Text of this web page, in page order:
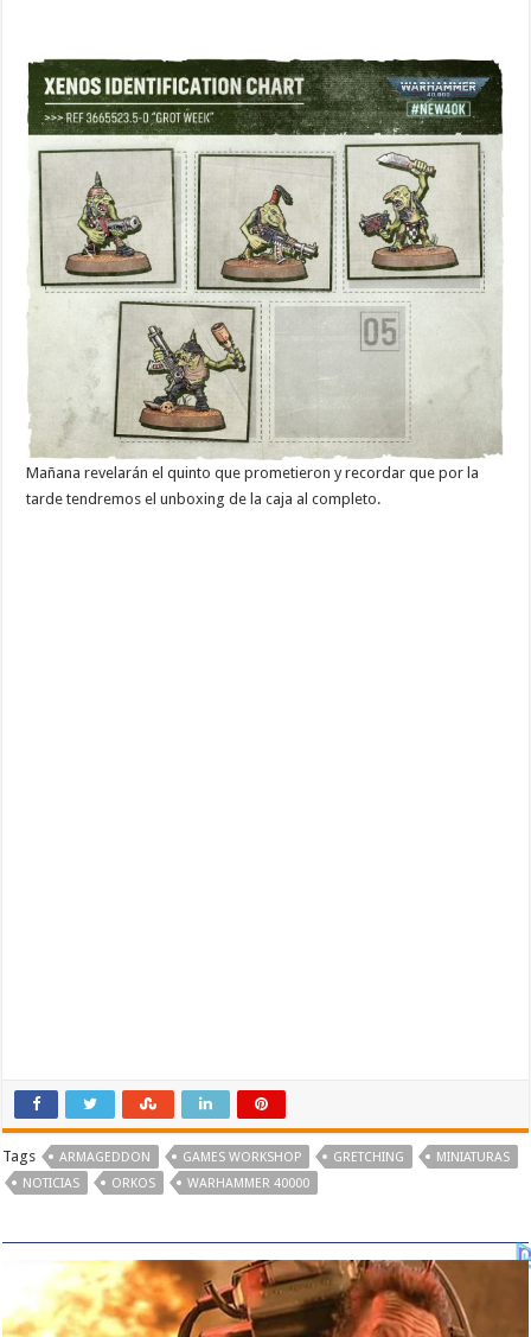
Mañana revelarán el quinto que prometieron y recordar que por la
tarde tendremos el unboxing de la caja al completo.
Tags ARMAGEDDON GAMES WORKSHOP GRETCHING
MINIATURAS
NOTICIAS
ORKOS WARHAMMER 40000